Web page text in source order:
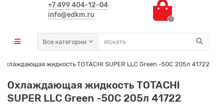
+7 499 404-12-04
info@edkm.ru
0
Все категории
Охлаждающая жидкость TOTACHI SUPER LLC Green -50C 205л 41722
Охлаждающая жидкость TOTACHI
SUPER LLC Green -50C 205л 41722